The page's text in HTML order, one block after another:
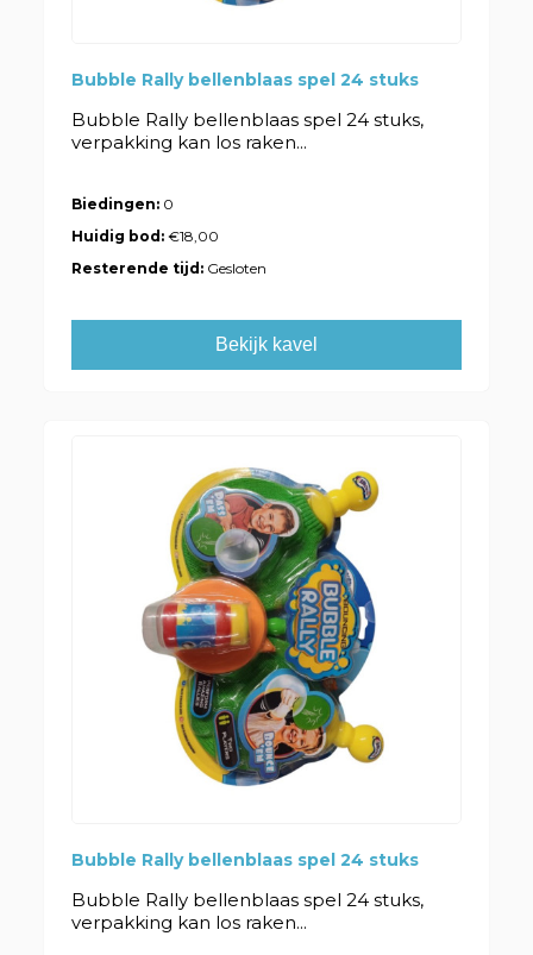
Bubble Rally bellenblaas spel 24 stuks
Bubble Rally bellenblaas spel 24 stuks,
verpakking kan los raken...
Biedingen: 0
Huidig bod:€18,00
Resterende tijd: Gesloten
Bekijk kavel
Bubble Rally bellenblaas spel 24 stuks
Bubble Rally bellenblaas spel 24 stuks,
verpakking kan los raken...